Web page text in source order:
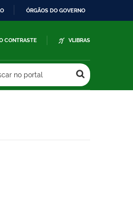
ÓRGÃOS DO GOVERNO
CONTRASTE VLIBRAS
no portal